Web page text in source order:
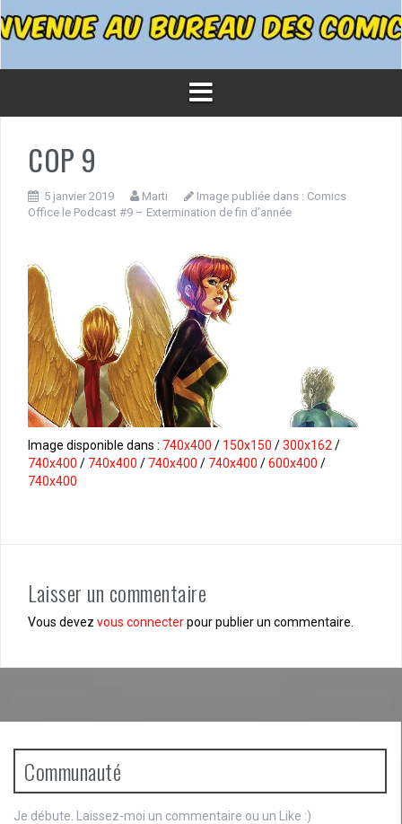
COP 9
5 janvier 2019 Marti Image publiée dans : Comics
Office le Podcast #9 – Extermination de fin d’année
Image disponible dans : 740x400 / 150x150 /300x162 /
740x400 / 740x400 / 740x400 / 740x400 /600x400 /
740x400
Laisser un commentaire
Vous devez vous connecterpour publier un commentaire.
Communauté
Je débute. Laissez-moi un commentaire ou un Like :)